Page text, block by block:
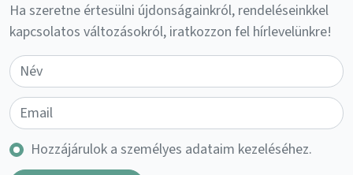
Ha szeretne értesülni újdonságainkról, rendeléseinkkel
kapcsolatos változásokról, iratkozzon fel hírlevelünkre!
Hozzájárulok a személyes adataim kezeléséhez.